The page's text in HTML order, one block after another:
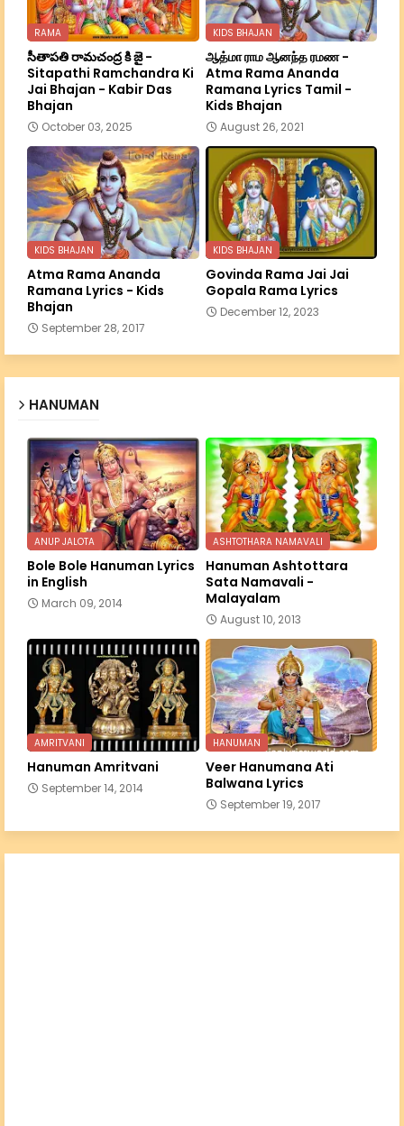
RAMA
సీతాపతి రామచంద్ర కి జై -
Sitapathi Ramchandra Ki
Jai Bhajan - Kabir Das
Bhajan
October 03, 2025
KIDS BHAJAN
ஆத்மா ராம ஆனந்த ரமண -
Atma Rama Ananda
Ramana Lyrics Tamil -
Kids Bhajan
August 26, 2021
KIDS BHAJAN
Atma Rama Ananda
Ramana Lyrics - Kids
Bhajan
September 28, 2017
KIDS BHAJAN
Govinda Rama Jai Jai
Gopala Rama Lyrics
December 12, 2023
HANUMAN
ANUP JALOTA
Bole Bole Hanuman Lyrics
in English
March 09, 2014
ASHTOTHARA NAMAVALI
Hanuman Ashtottara
Sata Namavali -
Malayalam
August 10, 2013
AMRITVANI
Hanuman Amritvani
September 14, 2014
HANUMAN
Veer Hanumana Ati
Balwana Lyrics
September 19, 2017